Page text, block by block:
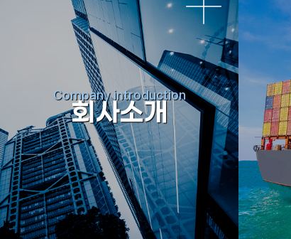
Company introduction
회사소개